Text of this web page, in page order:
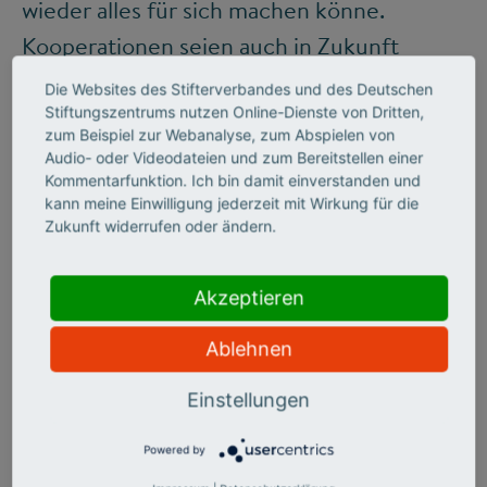
wieder alles für sich machen könne.
Kooperationen seien auch in Zukunft
notwendig, allerdings müsse man
Partnerschaften genau daraufhin
abklopfen, wie „offen“ sie sein können und
dürfen. Die allgegenwärtigen und teilweise
gehypten Themen Open
die jüngsten Krisen an Glanz verloren.
--------
Das Interview entstand im Zusammenhang
Die Websites des Stifterverbandes und des Deutschen
Stiftungszentrums nutzen Online-Dienste von Dritten,
zum Beispiel zur Webanalyse, zum Abspielen von
Audio- oder Videodateien und zum Bereitstellen einer
Kommentarfunktion. Ich bin damit einverstanden und
kann meine Einwilligung jederzeit mit Wirkung für die
Zukunft widerrufen oder ändern.
Akzeptieren
Ablehnen
Einstellungen
Powered by